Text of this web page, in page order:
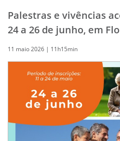
Palestras e vivências
24 a 26 de junho, em
11 maio 2026 | 11h15min